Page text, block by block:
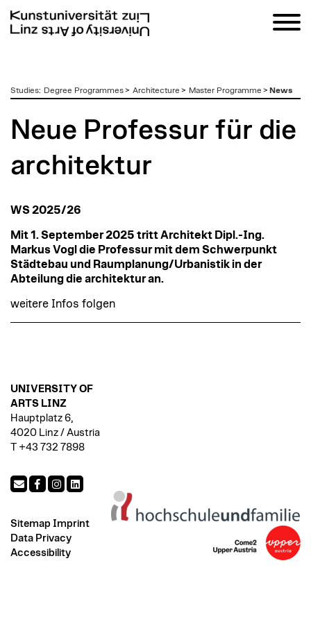
zumStudies: Degree Programmes> Architecture > Master Programme > News
Neue Professur für die
architektur
WS 2025/26
Mit 1. September 2025 tritt Architekt Dipl.-Ing.
Markus Vogl die Professur mit dem Schwerpunkt
Städtebau und Raumplanung/Urbanistik in der
Abteilung die architektur an.
weitere Infos folgen
UNIVERSITY OF
ARTS LINZ
Hauptplatz 6,
4020 Linz / Austria
T +43 732 7898
Sitemap Imprint
Data Privacy
Accessibility